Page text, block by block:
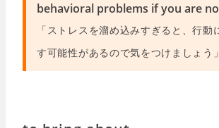
behavioral problems if you are
「ストレスを溜め込みすぎると、行動
す可能性があるので気をつけましょう」